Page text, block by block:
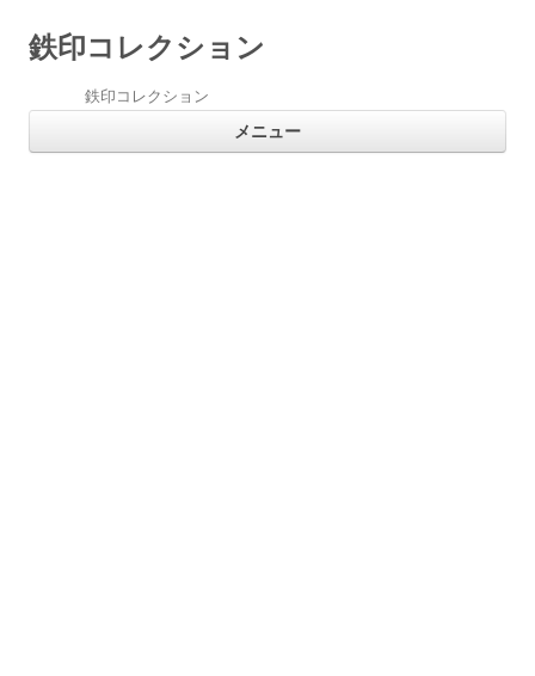
鉄印コレクション
鉄印コレクション
メニュー